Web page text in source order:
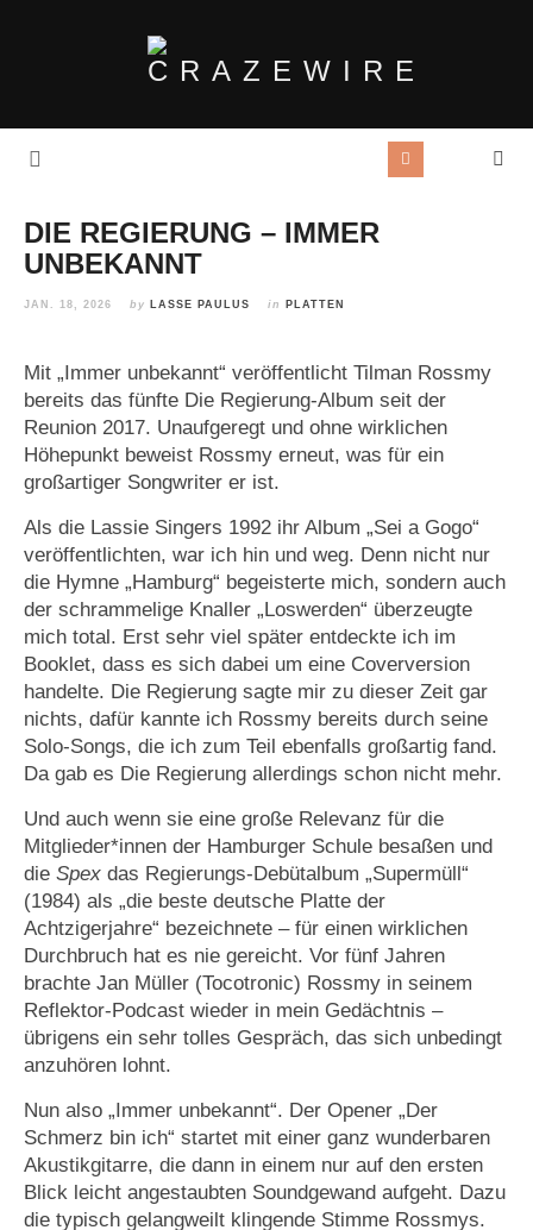
DIE REGIERUNG – IMMER
UNBEKANNT
JAN. 18, 2026 by LASSE PAULUS in PLATTEN
Mit „Immer unbekannt“ veröffentlicht Tilman Rossmy
bereits das fünfte Die Regierung-Album seit der
Reunion 2017. Unaufgeregt und ohne wirklichen
Höhepunkt beweist Rossmy erneut, was für ein
großartiger Songwriter er ist.
Als die Lassie Singers 1992 ihr Album „Sei a Gogo“
veröffentlichten, war ich hin und weg. Denn nicht nur
die Hymne „Hamburg“ begeisterte mich, sondern auch
der schrammelige Knaller „Loswerden“ überzeugte
mich total. Erst sehr viel später entdeckte ich im
Booklet, dass es sich dabei um eine Coverversion
handelte. Die Regierung sagte mir zu dieser Zeit gar
nichts, dafür kannte ich Rossmy bereits durch seine
Solo-Songs, die ich zum Teil ebenfalls großartig fand.
Da gab es Die Regierung allerdings schon nicht mehr.
Und auch wenn sie eine große Relevanz für die
Mitglieder*innen der Hamburger Schule besaßen und
die Spex das Regierungs-Debütalbum „Supermüll“
(1984) als „die beste deutsche Platte der
Achtzigerjahre“ bezeichnete – für einen wirklichen
Durchbruch hat es nie gereicht. Vor fünf Jahren
brachte Jan Müller (Tocotronic) Rossmy in seinem
Reflektor-Podcast wieder in mein Gedächtnis –
übrigens ein sehr tolles Gespräch, das sich unbedingt
anzuhören lohnt.
Nun also „Immer unbekannt“. Der Opener „Der
Schmerz bin ich“ startet mit einer ganz wunderbaren
Akustikgitarre, die dann in einem nur auf den ersten
Blick leicht angestaubten Soundgewand aufgeht. Dazu
die typisch gelangweilt klingende Stimme Rossmys.